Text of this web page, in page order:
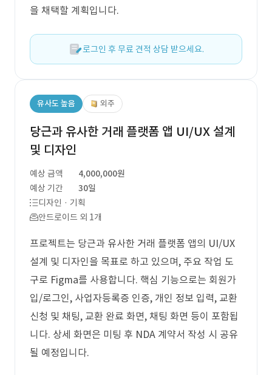
을 채택할 계획입니다.
로그인 후 무료 견적 상담 받으세요.
유사도 높음 외주
당근과 유사한 거래 플랫폼 앱 UI/UX 설계
및 디자인
예상 금액
4,000,000원
예상 기간
30일
디자인 · 기획
안드로이드 외 1개
프로젝트는 당근과 유사한 거래 플랫폼 앱의 UI/UX
설계 및 디자인을 목표로 하고 있으며, 주요 작업 도
구로 Figma를 사용합니다. 핵심 기능으로는 회원가
입/로그인, 사업자등록증 인증, 개인 정보 입력, 교환
신청 및 채팅, 교환 완료 화면, 채팅 화면 등이 포함됩
니다. 상세 화면은 미팅 후 NDA 계약서 작성 시 공유
될 예정입니다.